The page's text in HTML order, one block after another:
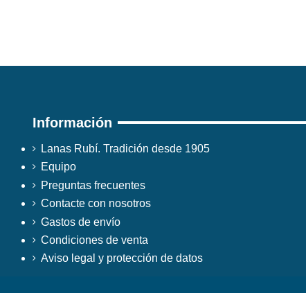
Información
Lanas Rubí. Tradición desde 1905
Equipo
Preguntas frecuentes
Contacte con nosotros
Gastos de envío
Condiciones de venta
Aviso legal y protección de datos